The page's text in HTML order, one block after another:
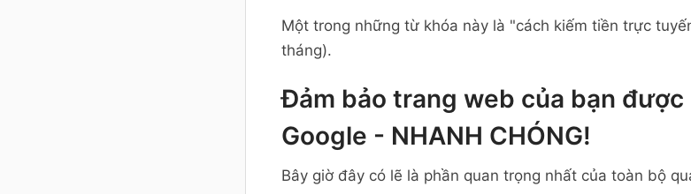
Một trong những từ khóa này là "cách kiếm tiền trực
tháng).
Đảm bảo trang web của bạn
Google - NHANH CHÓNG!
Bây giờ đây có lẽ là phần quan trọng nhất của toàn bộ